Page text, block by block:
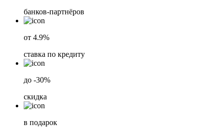
банков-партнёров
от 4.9%
ставка по кредиту
до -30%
скидка
в подарок